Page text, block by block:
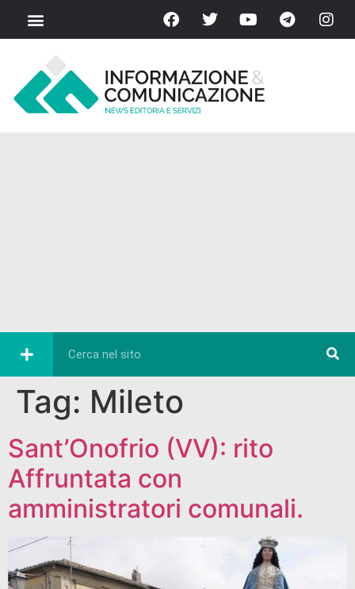
Tag: Mileto
Sant’Onofrio (VV): rito
Affruntata con
amministratori comunali.